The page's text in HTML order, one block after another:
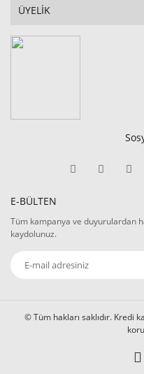
ÜYELİK
E-BÜLTEN
Tüm kampanya ve duyurulardan
kaydolunuz.
© Tüm hakları saklıdır. Kredi